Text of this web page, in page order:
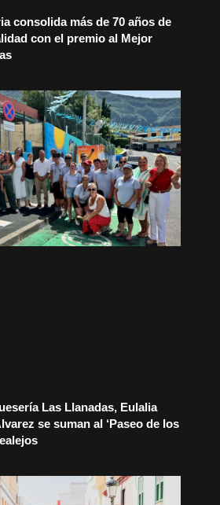
consolida más de 70 años de
con el premio al Mejor
Las Llanadas, Eulalia
se suman al ‘Paseo de los